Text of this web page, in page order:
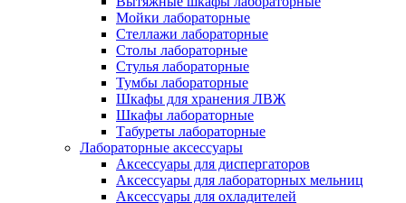
Мойки лабораторные
Стеллажи лабораторные
Столы лабораторные
Стулья лабораторные
Тумбы лабораторные
Шкафы для хранения ЛВЖ
Шкафы лабораторные
Табуреты лабораторные
Лабораторные аксессуары
Аксессуары для диспергаторов
Аксессуары для лабораторных мельниц
Аксессуары для охладителей